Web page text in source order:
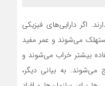
اگر دارایی‌های فیزیکی
می‌شوند و عمر مفید
بیشتر خراب می‌شوند و
می‌شوند. به بیانی دیگر،